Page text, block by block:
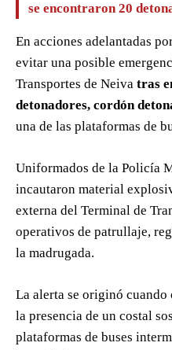
se encontraron 20
En acciones adelantadas
evitar una posible
Transportes de Neiva tras
detonadores, cordón
una de las plataformas de
Uniformados de la Policía
incautaron material
externa del Terminal de
operativos de patrullaje,
la madrugada.
La alerta se originó
la presencia de un costal
plataformas de buses